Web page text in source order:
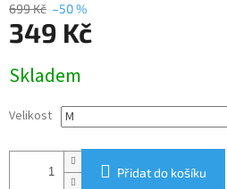
699 Kč –50 %
349 Kč
cena:
Skladem
Velikost
Přidat do košíku